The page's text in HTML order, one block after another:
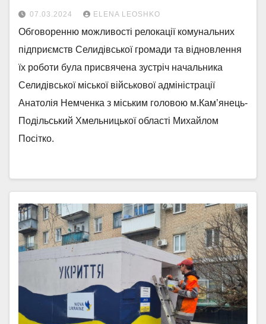
07.03.2024 ELENA LEOSHKO
Обговоренню можливості релокації комунальних
підприємств Селидівської громади та відновлення
їх роботи була присвячена зустріч начальника
Селидівської міської військової адміністрації
Анатолія Немченка з міським головою м.Кам’янець-
Подільський Хмельницької області Михайлом
Посітко.